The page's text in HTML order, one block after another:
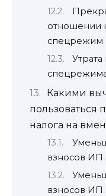
отношении
спецрежим
Какими
пользоваться
налога на
взносов ИП
взносов ИП